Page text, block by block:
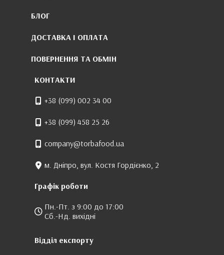
БЛОГ
ДОСТАВКА І ОПЛАТА
ПОВЕРНЕННЯ ТА ОБМІН
КОНТАКТИ
+38 (099) 002 34 00
+38 (099) 458 25 26
company@torbafood.ua
м. Дніпро, вул. Костя Гордієнко, 2
Графік роботи
Пн.-Пт. з 9:00 до 17:00
Сб.-Нд. вихідні
Відділ експорту